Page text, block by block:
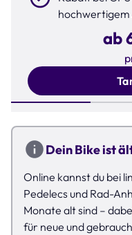
hochwertigem
ab
Dein Bike ist
Online kannst du bei
Pedelecs und Rad-
Monate alt sind –
für neue und